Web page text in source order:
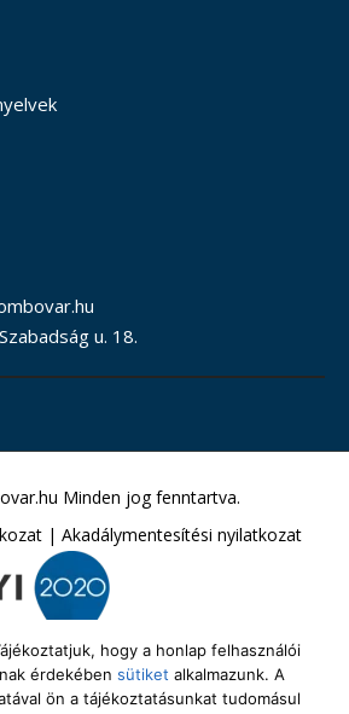
u. 18.
Minden jog fenntartva.
| Akadálymentesítési nyilatkozat
hogy a honlap felhasználói
érdekében sütiket alkalmazunk. A
ön a tájékoztatásunkat tudomásul